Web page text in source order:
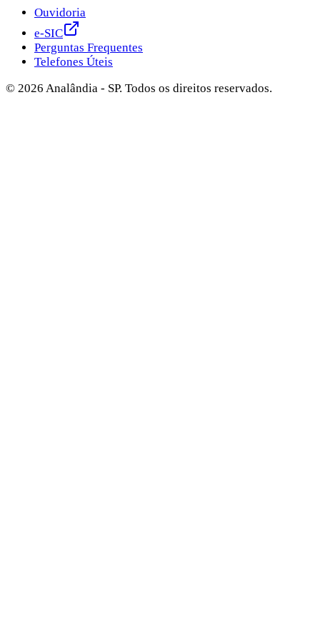
Ouvidoria
e-SIC
Perguntas Frequentes
Telefones Úteis
© 2026 Analândia - SP. Todos os direitos reservados.